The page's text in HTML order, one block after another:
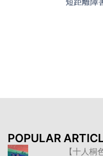
POPULAR
【十人